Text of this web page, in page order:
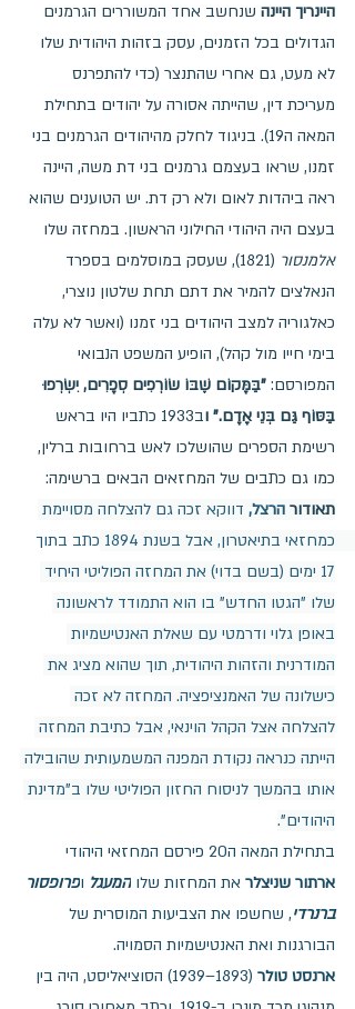
היינריך היינה שנחשב אחד המשוררים הגרמנים
הגדולים בכל הזמנים, עסק בזהות היהודית שלו
לא מעט, גם אחרי שהתנצר (כדי להתפרנס
מעריכת דין, שהייתה אסורה על יהודים בתחילת
המאה ה19). בניגוד לחלק מהיהודים הגרמנים בני
זמנו, שראו בעצמם גרמנים בני דת משה, היינה
ראה ביהדות לאום ולא רק דת. יש הטוענים שהוא
בעצם היה היהודי החילוני הראשון. במחזה שלו
אלמנסור
(1821), שעסק במוסלמים בספרד
הנאלצים להמיר את דתם תחת שלטון נוצרי,
כאלגוריה למצב היהודים בני זמנו (ואשר לא עלה
בימי חייו מול קהל), הופיע המשפט הנבואי
המפורסם: "בַּמָּקוֹם שֶׁבּוֹ שׂוֹרְפִים סְפָרִים, יִשְׂרְפוּ
בַּסּוֹף גַּם בְּנֵי אָדָם." ו
ב1933 כתביו היו בראש
רשימת הספרים שהושלכו לאש ברחובות ברלין,
כמו גם כתבים של המחזאים הבאים ברשימה:
תאודור הרצל, דווקא זכה גם להצלחה מסויימת
כמחזאי בתיאטרון, אבל בשנת 1894 כתב בתוך
17 ימים (בשם בדוי) את המחזה הפוליטי היחיד
שלו "הגטו החדש" בו הוא התמודד לראשונה
באופן גלוי ודרמטי עם שאלת האנטישמיות
המודרנית והזהות היהודית, תוך שהוא מציג את
כישלונה של האמנציפציה. המחזה לא זכה
להצלחה אצל הקהל הוינאי, אבל כתיבת המחזה
הייתה כנראה נקודת המפנה המשמעותית שהובילה
אותו בהמשך לניסוח החזון הפוליטי שלו ב"מדינת
היהודים".
בתחילת המאה ה20 פירסם המחזאי היהודי
ארתור שניצלר את המחזות שלו המעגל ופרופסור
ברנרדי, שחשפו את הצביעות המוסרית של
הבורגנות ואת האנטישמיות הסמויה.
ארנסט טולר
(1893–1939) הסוציאליסט, היה בין